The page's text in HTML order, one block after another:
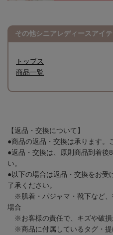
その他シニアレディースアイ
トップス
商品一覧
【返品・交換について】
●商品の返品・交換は承ります。
●返品・交換は、原則商品到着後
い。
●以下の場合は返品・交換をお受
了承ください。
※肌着・パジャマ・靴下など、
場合
※お客様の責任で、キズや破損
※商品に付属しているタグ・提